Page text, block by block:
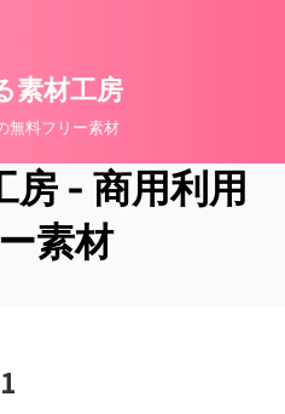
素材工房
無料フリー素材
房 - 商用利用
素材